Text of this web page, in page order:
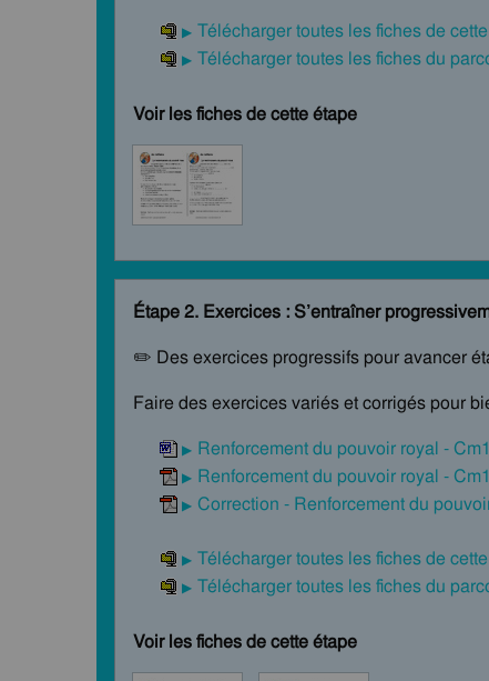
Télécharger toutes les fiches de
Télécharger toutes les fiches du
Voir les fiches de cette étape
Étape 2. Exercices : S’entraîner
✏️ Des exercices progressifs pour avancer
Faire des exercices variés et corrigés pour
Renforcement du pouvoir royal -
Renforcement du pouvoir royal -
Correction - Renforcement du
Télécharger toutes les fiches de
Télécharger toutes les fiches du
Voir les fiches de cette étape